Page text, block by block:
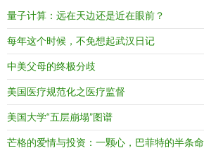
量子计算：远在天边还是近在眼前？
每年这个时候，不免想起武汉日记
中美父母的终极分歧
美国医疗规范化之医疗监督
美国大学“五层崩塌”图谱
芒格的爱情与投资：一颗心，巴菲特的半条命